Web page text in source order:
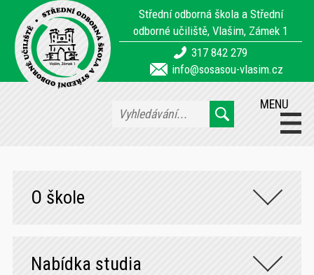
Střední odborná škola a Střední
odborné učiliště, Vlašim, Zámek 1
317 842 279
info@sosasou-vlasim.cz
MENU
O škole
Nabídka studia